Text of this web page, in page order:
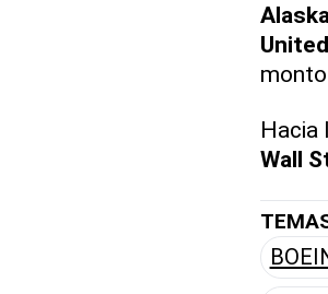
United
Hacia
Wall